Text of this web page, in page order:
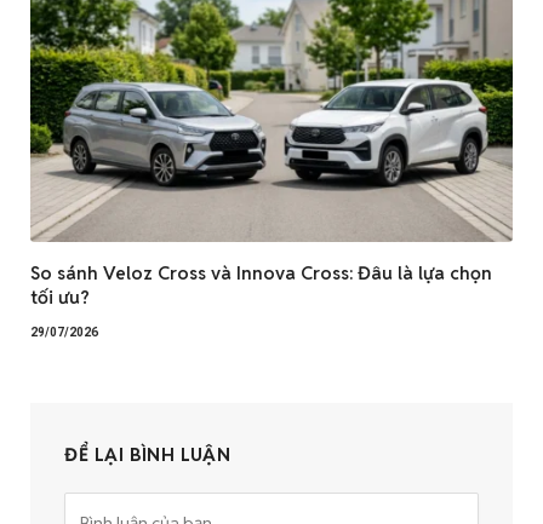
So sánh Veloz Cross và Innova Cross: Đâu là lựa chọn
tối ưu?
29/07/2026
ĐỂ LẠI BÌNH LUẬN